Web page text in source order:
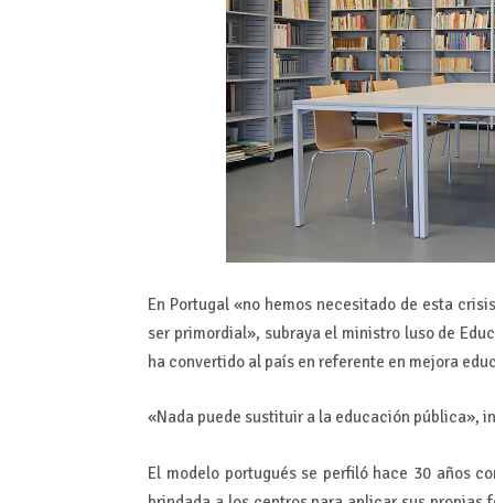
En Portugal «no hemos necesitado de esta
ser primordial», subraya el ministro luso de
ha convertido al país en referente en mejora
«Nada puede sustituir a la educación pública»,
El modelo portugués se perfiló hace 30 años